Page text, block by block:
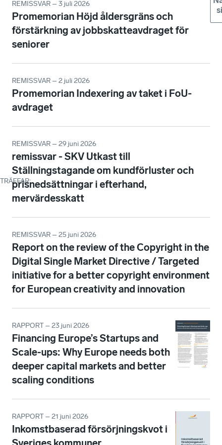
TRÄFFAR:
REMISSVAR – 3 juli 2026
Promemorian Höjd åldersgräns och
förstärkning av jobbskatteavdraget för
seniorer
REMISSVAR – 2 juli 2026
Promemorian Indexering av taket i FoU-
avdraget
REMISSVAR – 29 juni 2026
remissvar - SKV Utkast till
Ställningstagande om kundförluster och
prisnedsättningar i efterhand,
mervärdesskatt
REMISSVAR – 25 juni 2026
Report on the review of the Copyright in the
Digital Single Market Directive / Targeted
initiative for a better copyright environment
for European creativity and innovation
RAPPORT – 23 juni 2026
Financing Europe’s Startups and
Scale-ups: Why Europe needs both
deeper capital markets and better
scaling conditions
RAPPORT – 21 juni 2026
Inkomstbaserad försörjningskvot i